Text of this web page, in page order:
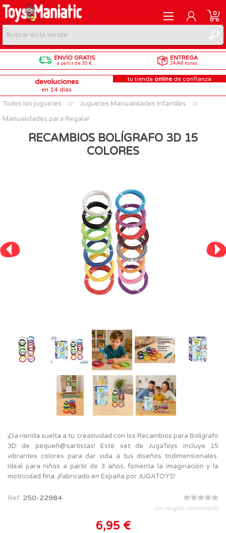
REGISTRARME
INICIAR SESIÓN
0
ENVÍO GRATIS
a partir de 30 €
ENTREGA
24/48 horas
devoluciones
en 14 días
tu tienda online de confianza
Todos los juguetes
Juguetes Manualidades Infantiles
Manualidades para Regalar
RECAMBIOS BOLÍGRAFO 3D 15
COLORES
¡Da rienda suelta a tu creatividad con los Recambios para Bolígrafo
3D de pequeñ@sartistas! Este set de JugaToys incluye 15
vibrantes colores para dar vida a tus diseños tridimensionales.
Ideal para niños a partir de 3 años, fomenta la imaginación y la
motricidad fina. ¡Fabricado en España por JUGATOYS!
Ref. 250-22984
sin ningún comentario
6,95 €